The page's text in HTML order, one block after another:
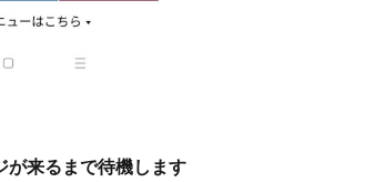
来るまで待機します